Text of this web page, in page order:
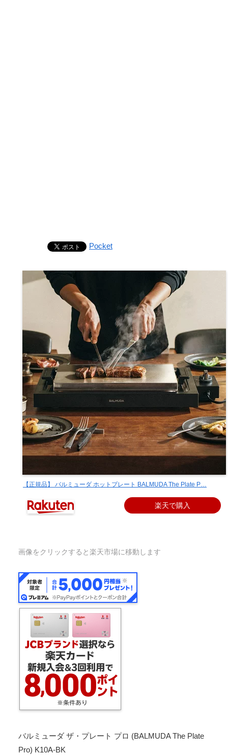
Pocket
【正規品】 バルミューダ ホットプレート BALMUDA The Plate P…
楽天で購入
画像をクリックすると楽天市場に移動します
バルミューダ ザ・プレート プロ (BALMUDA The Plate
Pro) K10A-BK